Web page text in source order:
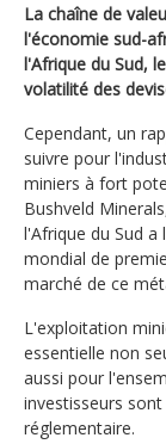
La chaîne de
l'économie sud-
l'Afrique du Sud,
volatilité des
Cependant, un
suivre pour
miniers à fort
Bushveld
l'Afrique du Sud
mondial de
marché de ce
L'exploitation
essentielle non
aussi pour
investisseurs
réglementaire.